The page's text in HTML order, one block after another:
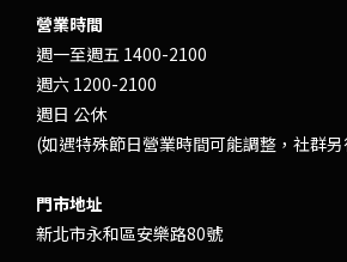
營業時間
週一至週五 1400-2100
週六 1200-2100
週日 公休
(如遇特殊節日營業時間可能調整，社群
門市地址
新北市永和區安樂路80號